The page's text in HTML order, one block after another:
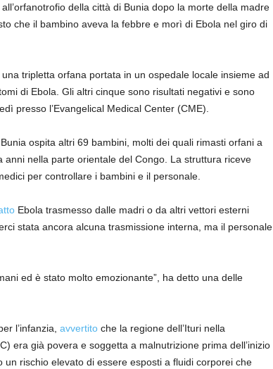
della città di Bunia dopo la morte della madre
che il bambino aveva la febbre e morì di Ebola nel giro di
tripletta orfana portata in un ospedale locale insieme ad
di Ebola. Gli altri cinque sono risultati negativi e sono
presso l’Evangelical Medical Center (CME).
ospita altri 69 bambini, molti dei quali rimasti orfani a
nella parte orientale del Congo. La struttura riceve
per controllare i bambini e il personale.
Ebola trasmesso dalle madri o da altri vettori esterni
stata ancora alcuna trasmissione interna, ma il personale
ed è stato molto emozionante”, ha detto una delle
l’infanzia, avvertitoche la regione dell’Ituri nella
era già povera e soggetta a malnutrizione prima dell’inizio
un rischio elevato di essere esposti a fluidi corporei che